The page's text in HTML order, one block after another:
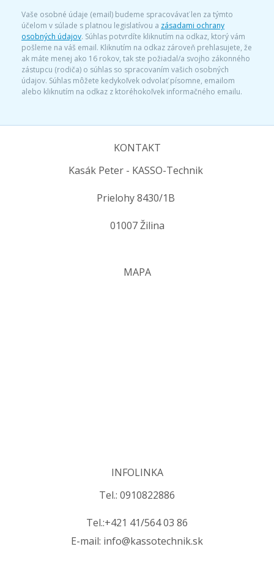
Vaše osobné údaje (email) budeme spracovávať len za týmto
účelom v súlade s platnou legislatívou a zásadami ochrany
osobných údajov. Súhlas potvrdíte kliknutím na odkaz, ktorý vám
pošleme na váš email. Kliknutím na odkaz zároveň prehlasujete, že
ak máte menej ako 16 rokov, tak ste požiadal/a svojho zákonného
zástupcu (rodiča) o súhlas so spracovaním vašich osobných
údajov. Súhlas môžete kedykoľvek odvolať písomne, emailom
alebo kliknutím na odkaz z ktoréhokoľvek informačného emailu.
KONTAKT
Kasák Peter - KASSO-Technik
Prielohy 8430/1B
01007 Žilina
MAPA
INFOLINKA
Tel.: 0910822886
Tel.:+421 41/564 03 86
E-mail: info@kassotechnik.sk